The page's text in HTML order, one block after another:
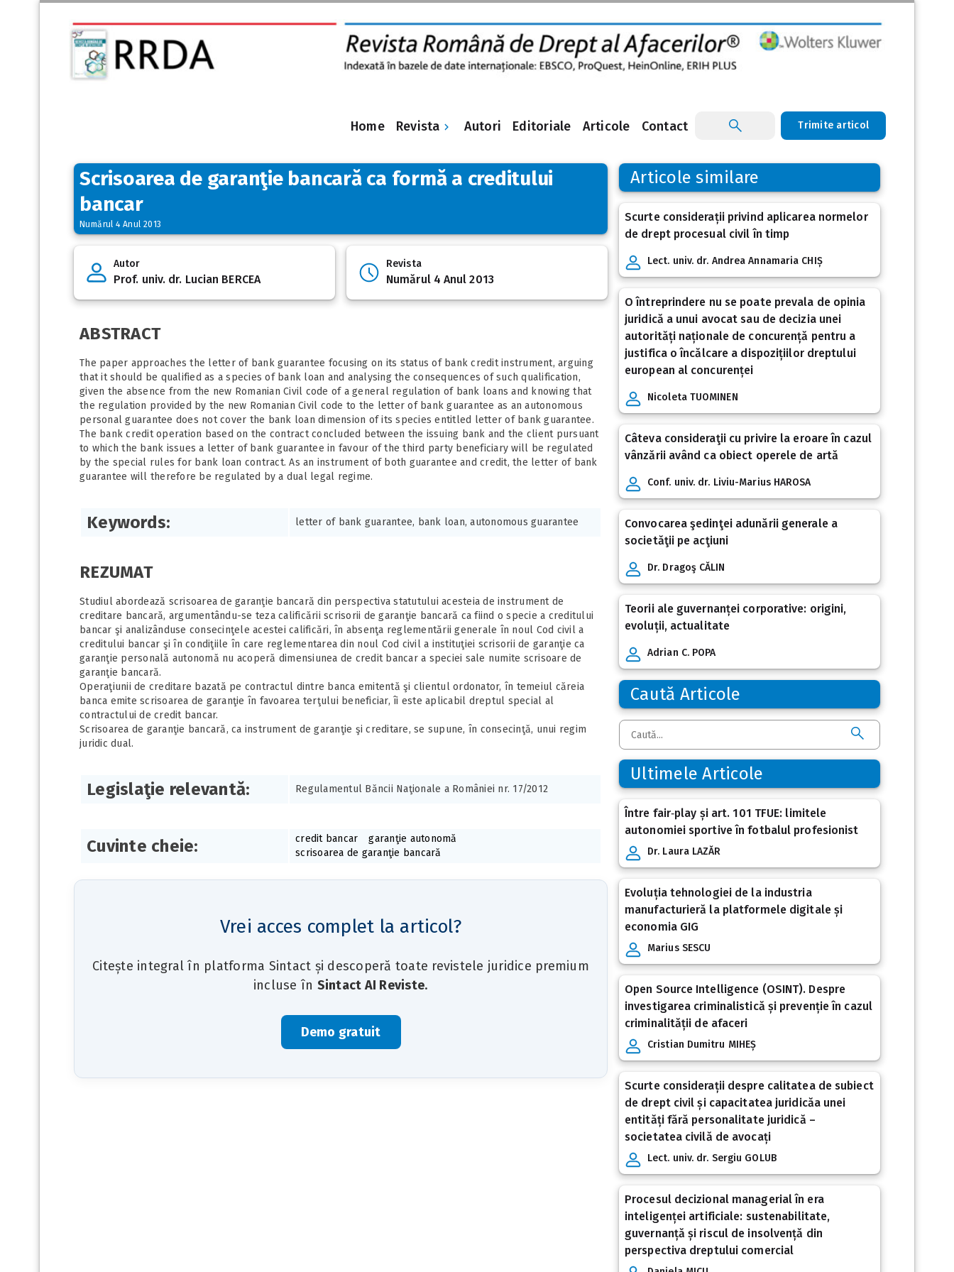
Home Revista Autori Editoriale Articole Contact Trimite articol
Scrisoarea de garanţie bancară ca formă a creditului
bancar
Numărul 4 Anul 2013
Autor
Prof. univ. dr. Lucian BERCEA
Revista
Numărul 4 Anul 2013
ABSTRACT
The paper approaches the letter of bank guarantee focusing on its status of bank credit instrument, arguing
that it should be qualified as a species of bank loan and analysing the consequences of such qualification,
given the absence from the new Romanian Civil code of a general regulation of bank loans and knowing that
the regulation provided by the new Romanian Civil code to the letter of bank guarantee as an autonomous
personal guarantee does not cover the bank loan dimension of its species entitled letter of bank guarantee.
The bank credit operation based on the contract concluded between the issuing bank and the client pursuant
to which the bank issues a letter of bank guarantee in favour of the third party beneficiary will be regulated
by the special rules for bank loan contract. As an instrument of both guarantee and credit, the letter of bank
guarantee will therefore be regulated by a dual legal regime.
Keywords: letter of bank guarantee, bank loan, autonomous guarantee
REZUMAT
Studiul abordează scrisoarea de garanţie bancară din perspectiva statutului acesteia de instrument de
creditare bancară, argumentându-se teza calificării scrisorii de garanţie bancară ca fiind o specie a creditului
bancar şi analizânduse consecinţele acestei calificări, în absenţa reglementării generale în noul Cod civil a
creditului bancar şi în condiţiile în care reglementarea din noul Cod civil a instituţiei scrisorii de garanţie ca
garanţie personală autonomă nu acoperă dimensiunea de credit bancar a speciei sale numite scrisoare de
garanţie bancară.
Operaţiunii de creditare bazată pe contractul dintre banca emitentă şi clientul ordonator, în temeiul căreia
banca emite scrisoarea de garanţie în favoarea terţului beneficiar, îi este aplicabil dreptul special al
contractului de credit bancar.
Scrisoarea de garanţie bancară, ca instrument de garanţie şi creditare, se supune, în consecinţă, unui regim
juridic dual.
Legislaţie relevantă: Regulamentul Băncii Naţionale a României nr. 17/2012
Cuvinte cheie: credit bancar
garanţie autonomă
scrisoarea de garanţie bancară
Vrei acces complet la articol?
Citește integral în platforma Sintact și descoperă toate revistele juridice premium
incluse în Sintact AI Reviste.
Demo gratuit
Articole similare
Scurte considerații privind aplicarea normelor
de drept procesual civil în timp
Lect. univ. dr. Andrea Annamaria CHIȘ
O întreprindere nu se poate prevala de opinia
juridică a unui avocat sau de decizia unei
autorități naționale de concurență pentru a
justifica o încălcare a dispozițiilor dreptului
european al concurenței
Nicoleta TUOMINEN
Câteva consideraţii cu privire la eroare în cazul
vânzării având ca obiect operele de artă
Conf. univ. dr. Liviu-Marius HAROSA
Convocarea şedinţei adunării generale a
societăţii pe acţiuni
Dr. Dragoş CĂLIN
Teorii ale guvernanței corporative: origini,
evoluții, actualitate
Adrian C. POPA
Caută Articole
Ultimele Articole
Între fair‑play și art. 101 TFUE: limitele
autonomiei sportive în fotbalul profesionist
Dr. Laura LAZĂR
Evoluția tehnologiei de la industria
manufacturieră la platformele digitale și
economia GIG
Marius SESCU
Open Source Intelligence (OSINT). Despre
investigarea criminalistică și prevenție în cazul
criminalității de afaceri
Cristian Dumitru MIHEȘ
Scurte considerații despre calitatea de subiect
de drept civil și capacitatea juridicăa unei
entități fără personalitate juridică –
societatea civilă de avocați
Lect. univ. dr. Sergiu GOLUB
Procesul decizional managerial în era
inteligenței artificiale: sustenabilitate,
guvernanță și riscul de insolvență din
perspectiva dreptului comercial